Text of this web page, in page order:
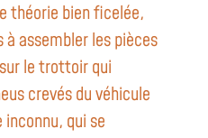
théorie bien ficelée,
à assembler les pièces
le trottoir qui
crevés du véhicule
qui se